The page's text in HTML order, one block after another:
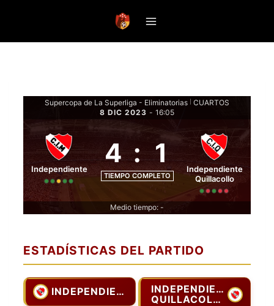
Supercopa de La Superliga - Eliminatorias CUARTOS
8 DIC 2023 - 16:05
Independiente
4 : 1
TIEMPO COMPLETO
Independiente
Quillacollo
Medio tiempo: -
ESTADÍSTICAS DEL PARTIDO
INDEPENDIENTE
INDEPENDIENTE
QUILLACOLLO